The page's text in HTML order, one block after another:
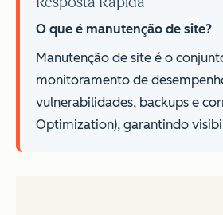
O que é manutenção de site?
Manutenção de site é o
monitoramento de
vulnerabilidades, backups e
Optimization), garantindo